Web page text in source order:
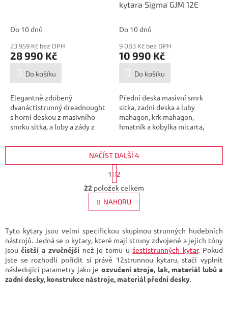
Do 10 dnů
23 959 Kč bez DPH
28 990 Kč
Do košíku
Elegantně zdobený
dvanáctistrunný dreadnought
s horní deskou z masivního
smrku sitka, a luby a zády z
R
kytara Sigma GJM 12E
Do 10 dnů
9 083 Kč bez DPH
10 990 Kč
Do košíku
Přední deska masivní smrk
sitka, zadní deska a luby
mahagon, krk mahagon,
hmatník a kobylka micarta,
O
v
l
á
a
c
í
p
r
v
NAČÍST DALŠÍ 4
t
r
á
n
k
v
á
í
1
2
22 položek celkem
NAHORU
Tyto kytary jsou velmi specifickou skupinou strunných hudebních
nástrojů. Jedná se o kytary, které mají struny zdvojené a jejich tóny
jsoučistší a zvučnější než je tomu ušestistrunných kytar. Pokud
jste se rozhodli pořídit si právě 12strunnou kytaru, stačí vyplnit
následující parametry jako je ozvučení stroje, lak, materiál lubů a
zadní desky, konstrukce nástroje, materiál přední desky.